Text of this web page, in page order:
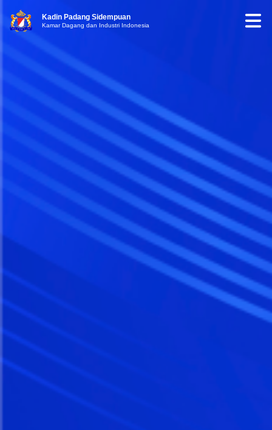
Kadin Padang Sidempuan
Kamar Dagang dan Industri Indonesia